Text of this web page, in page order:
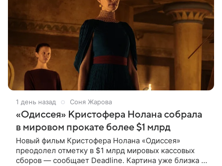
1 день назад Соня Жарова
«Одиссея» Кристофера Нолана собрала
в мировом прокате более $1 млрд
Новый фильм Кристофера Нолана «Одиссея»
преодолел отметку в $1 млрд мировых кассовых
сборов — сообщает Deadline. Картина уже близка к